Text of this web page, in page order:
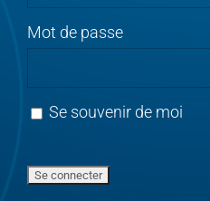
Mot de passe
Se souvenir de moi